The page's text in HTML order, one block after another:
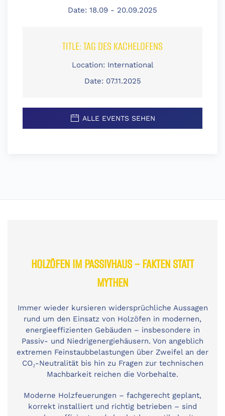
Date: 18.09 - 20.09.2025
TITLE:TAG DES KACHELOFENS
Location: International
Date: 07.11.2025
ALLE EVENTS SEHEN
HOLZÖFEN IM PASSIVHAUS – FAKTEN STATT
MYTHEN
Immer wieder kursieren widersprüchliche Aussagen
rund um den Einsatz von Holzöfen in modernen,
energieeffizienten Gebäuden – insbesondere in
Passiv- und Niedrigenergiehäusern. Von angeblich
extremen Feinstaubbelastungen über Zweifel an der
CO₂-Neutralität bis hin zu Fragen zur technischen
Machbarkeit reichen die Vorbehalte.
Moderne Holzfeuerungen – fachgerecht geplant,
korrekt installiert und richtig betrieben – sind